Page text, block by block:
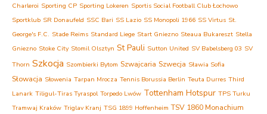
Charleroi Sporting CP Sporting Lokeren Sportis Social Football Club Łochowo
Sportklub SR Donaufeld SSC Bari SS Lazio SS Monopoli 1966 SS Virtus St.
George's F.C. Stade Reims Standard Liege Start Gniezno Steaua Bukareszt Stella
Gniezno Stoke City Stomil Olsztyn St Pauli Sutton United SV Babelsberg 03 SV
Thorn Szkocja Szombierki Bytom Szwajcaria Szwecja Sławia Sofia
Słowacja Słowenia Tarpan Mrocza Tennis Borussia Berlin Teuta Durres Third
Lanark Tiligul-Tiras Tyraspol Torpedo Lwów Tottenham Hotspur TPS Turku
Tramwaj Kraków Triglav Kranj TSG 1899 Hoffenheim TSV 1860 Monachium